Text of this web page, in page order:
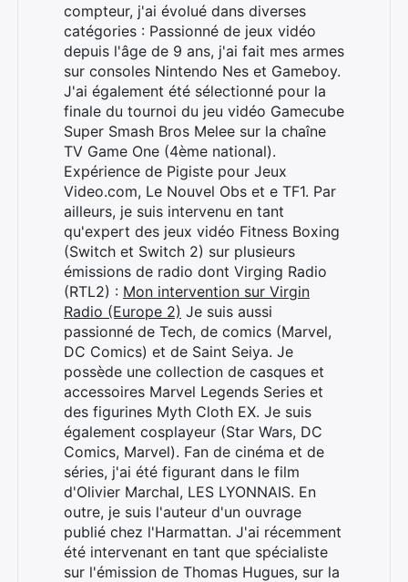
compteur, j'ai évolué dans diverses
catégories : Passionné de jeux vidéo
depuis l'âge de 9 ans, j'ai fait mes armes
sur consoles Nintendo Nes et Gameboy.
J'ai également été sélectionné pour la
finale du tournoi du jeu vidéo Gamecube
Super Smash Bros Melee sur la chaîne
TV Game One (4ème national).
Expérience de Pigiste pour Jeux
Video.com, Le Nouvel Obs et e TF1. Par
ailleurs, je suis intervenu en tant
qu'expert des jeux vidéo Fitness Boxing
(Switch et Switch 2) sur plusieurs
émissions de radio dont Virging Radio
(RTL2) : Mon intervention sur Virgin
Radio (Europe 2) Je suis aussi
passionné de Tech, de comics (Marvel,
DC Comics) et de Saint Seiya. Je
possède une collection de casques et
accessoires Marvel Legends Series et
des figurines Myth Cloth EX. Je suis
également cosplayeur (Star Wars, DC
Comics, Marvel). Fan de cinéma et de
séries, j'ai été figurant dans le film
d'Olivier Marchal, LES LYONNAIS. En
outre, je suis l'auteur d'un ouvrage
publié chez l'Harmattan. J'ai récemment
été intervenant en tant que spécialiste
sur l'émission de Thomas Hugues, sur la
Rechercher
: